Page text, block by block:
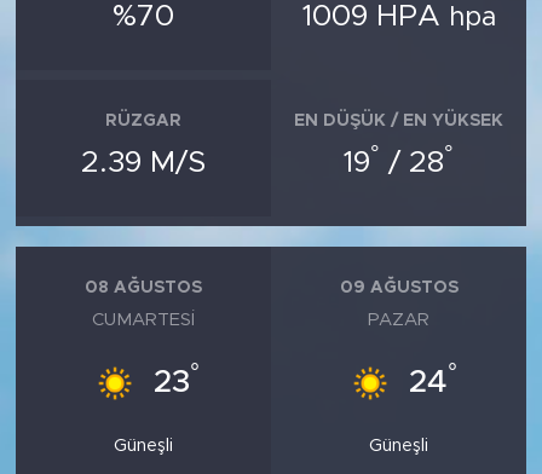
%70 1009 HPA hpa
RÜZGAR
2.39 M/S
EN DÜŞÜK / EN YÜKSEK
19° / 28°
08 AĞUSTOS
CUMARTESI
23°
Güneşli
09 AĞUSTOS
PAZAR
24°
Güneşli
TARİH
SAĞLIK
MEDYA KÖŞESİ